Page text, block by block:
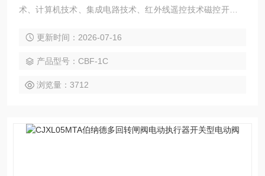
术、计算机技术、集成电路技术、红外线遥控技术磁控开关技
品控制箱盖即可用遥控器或机上旋钮完成执行机构的调式与设
更新时间：2026-07-16
产品型号：CBF-1C
浏览量：3712